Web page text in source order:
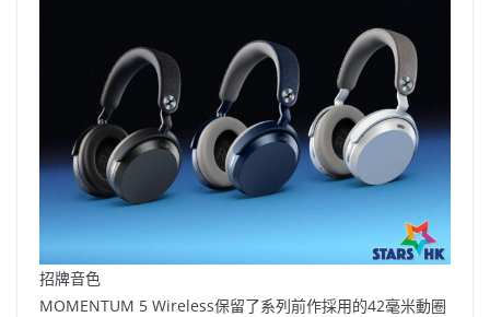
招牌音色
MOMENTUM 5 Wireless保留了系列前作採用的42毫米動圈